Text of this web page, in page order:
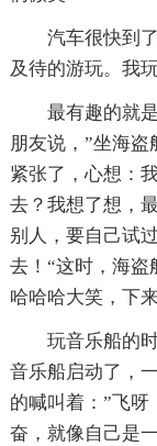
汽车很快到
及待的游玩。我
最有趣的就
朋友说，”坐海
紧张了，心想：
去？我想了想，
别人，要自己试
去！“这时，海盗
哈哈哈大笑，下
玩音乐船的
音乐船启动了，
的喊叫着：”飞
奋，就像自己是